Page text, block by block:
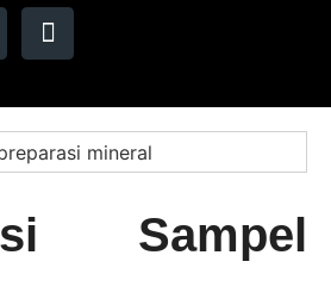
Sampel